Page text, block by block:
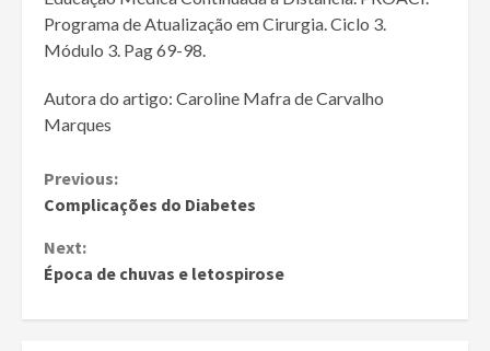
Programa de Atualização em Cirurgia. Ciclo 3.
Módulo 3. Pag 69-98.
Autora do artigo: Caroline Mafra de Carvalho
Marques
Continue
Reading
Previous:
Complicações do Diabetes
Next:
Época de chuvas e letospirose